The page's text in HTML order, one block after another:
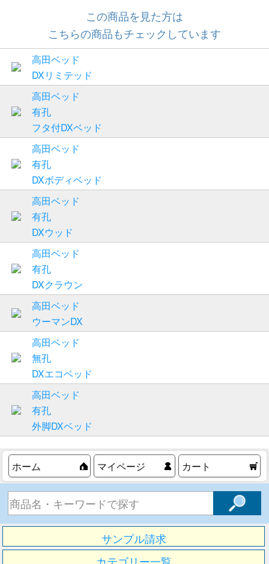
この商品を見た方は
こちらの商品もチェックしています
高田ベッド
DXリミテッド
高田ベッド
有孔
フタ付DXベッド
高田ベッド
有孔
DXボディベッド
高田ベッド
有孔
DXウッド
高田ベッド
有孔
DXクラウン
高田ベッド
ウーマンDX
高田ベッド
無孔
DXエコベッド
高田ベッド
有孔
外脚DXベッド
ホーム マイページ カート
サンプル請求